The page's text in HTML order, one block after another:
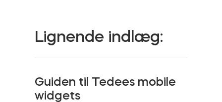
Cylindere
Lignende indlæg:
Guiden til Tedees mobile
widgets